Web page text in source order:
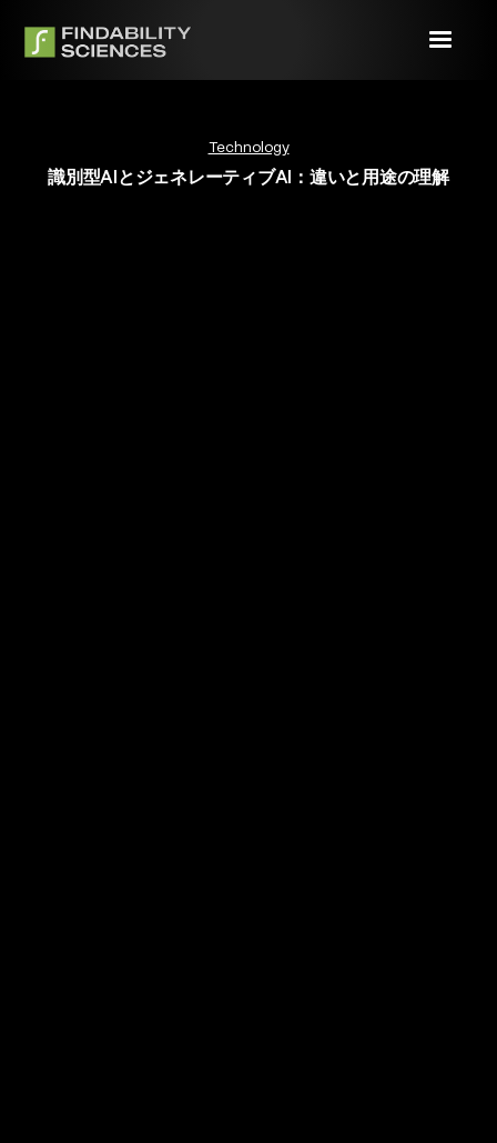
Technology
識別型AIとジェネレーティブAI：違いと用途の理解